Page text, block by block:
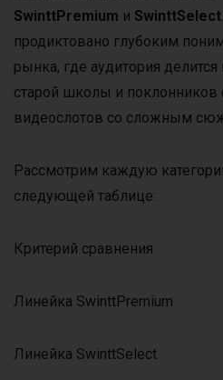
SwinttPremium и SwinttSelect
продиктовано глубоким
рынка, где аудитория
старой школы и
видеослотов со сложным
Рассмотрим каждую
следующей таблице:
Критерий сравнения
Линейка SwinttPremium
Линейка SwinttSelect